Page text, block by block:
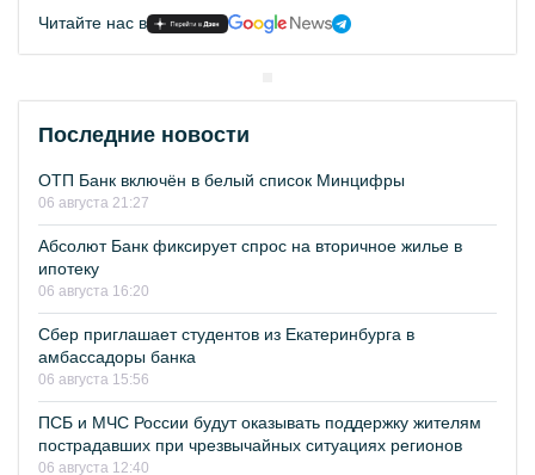
Читайте нас в
Последние новости
ОТП Банк включён в белый список Минцифры
06 августа 21:27
Абсолют Банк фиксирует спрос на вторичное жилье в
ипотеку
06 августа 16:20
Сбер приглашает студентов из Екатеринбурга в
амбассадоры банка
06 августа 15:56
ПСБ и МЧС России будут оказывать поддержку жителям
пострадавших при чрезвычайных ситуациях регионов
06 августа 12:40